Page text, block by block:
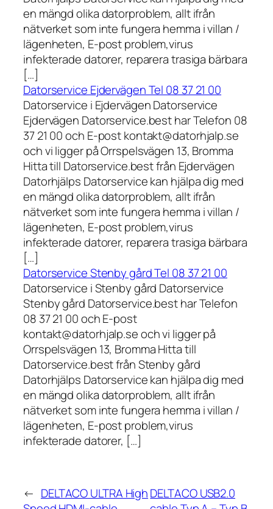
en mängd olika datorproblem, allt ifrån
nätverket som inte fungera hemma i villan /
lägenheten, E-post problem,virus
infekterade datorer, reparera trasiga bärbara
[…]
Datorservice Ejdervägen Tel 08 37 21 00
Datorservice i Ejdervägen Datorservice
Ejdervägen Datorservice.best har Telefon 08
37 21 00 och E-post kontakt@datorhjalp.se
och vi ligger på Orrspelsvägen 13, Bromma
Hitta till Datorservice.best från Ejdervägen
Datorhjälps Datorservice kan hjälpa dig med
en mängd olika datorproblem, allt ifrån
nätverket som inte fungera hemma i villan /
lägenheten, E-post problem,virus
infekterade datorer, reparera trasiga bärbara
[…]
Datorservice Stenby gård Tel 08 37 21 00
Datorservice i Stenby gård Datorservice
Stenby gård Datorservice.best har Telefon
08 37 21 00 och E-post
kontakt@datorhjalp.se och vi ligger på
Orrspelsvägen 13, Bromma Hitta till
Datorservice.best från Stenby gård
Datorhjälps Datorservice kan hjälpa dig med
en mängd olika datorproblem, allt ifrån
nätverket som inte fungera hemma i villan /
lägenheten, E-post problem,virus
infekterade datorer, […]
← DELTACO ULTRA HighDELTACO USB2.0